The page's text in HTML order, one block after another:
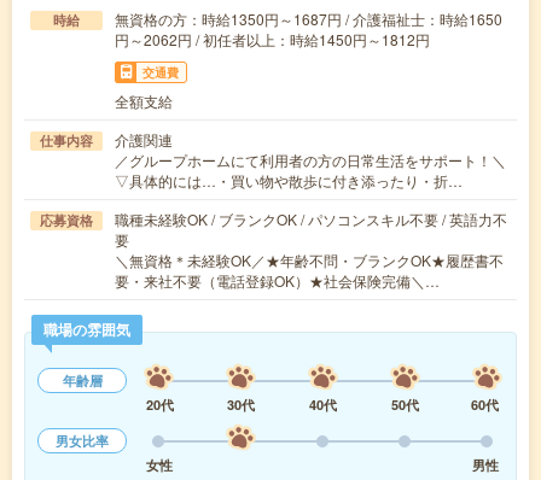
時給
無資格の方：時給1350円～1687円 / 介護福祉士：時給1650
円～2062円 / 初任者以上：時給1450円～1812円
交通費
全額支給
仕事内容
介護関連
／グループホームにて利用者の方の日常生活をサポート！＼
▽具体的には…・買い物や散歩に付き添ったり・折…
応募資格
職種未経験OK / ブランクOK / パソコンスキル不要 / 英語力不
要
＼無資格＊未経験OK／★年齢不問・ブランクOK★履歴書不
要・来社不要（電話登録OK）★社会保険完備＼…
職場の雰囲気
年齢層
20代
30代 40代 50代
60代
男女比率
女性
男性